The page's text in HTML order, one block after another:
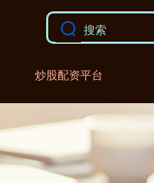
炒股配资平台